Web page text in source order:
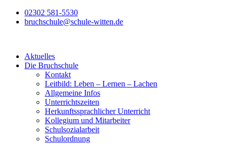
Zum
Inhalt
02302 581-5530
bruchschule@schule-witten.de
Aktuelles
Die Bruchschule
Kontakt
Leitbild: Leben – Lernen – Lachen
Allgemeine Infos
Unterrichtszeiten
Herkunftssprachlicher Unterricht
Kollegium und Mitarbeiter
Schulsozialarbeit
Schulordnung